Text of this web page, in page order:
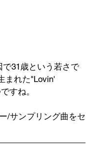
31歳という若さで
まれた"Lovin'
すね。
/サンプリング曲をセ